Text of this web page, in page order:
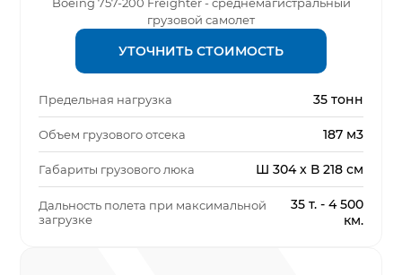
Boeing 757-200 Freighter - среднемагистральный
грузовой самолет
УТОЧНИТЬ СТОИМОСТЬ
Предельная нагрузка 35 тонн
Объем грузового отсека 187 м3
Габариты грузового люка Ш 304 x В 218 см
Дальность полета при максимальной
загрузке
35 т. - 4 500
км.